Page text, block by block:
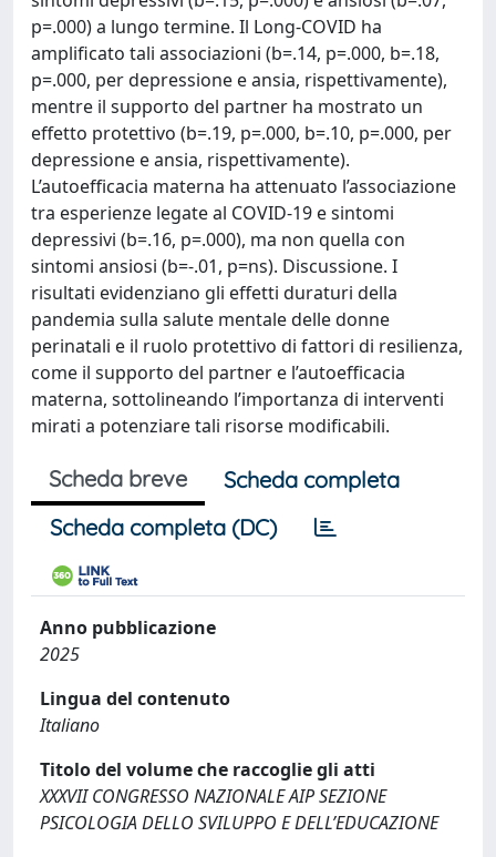
p=.000) a lungo termine. Il Long-COVID ha
amplificato tali associazioni (b=.14, p=.000, b=.18,
p=.000, per depressione e ansia, rispettivamente),
mentre il supporto del partner ha mostrato un
effetto protettivo (b=.19, p=.000, b=.10, p=.000, per
depressione e ansia, rispettivamente).
L’autoefficacia materna ha attenuato l’associazione
tra esperienze legate al COVID-19 e sintomi
depressivi (b=.16, p=.000), ma non quella con
sintomi ansiosi (b=-.01, p=ns). Discussione. I
risultati evidenziano gli effetti duraturi della
pandemia sulla salute mentale delle donne
perinatali e il ruolo protettivo di fattori di resilienza,
come il supporto del partner e l’autoefficacia
materna, sottolineando l’importanza di interventi
mirati a potenziare tali risorse modificabili.
Scheda breve
Scheda completa
Scheda completa (DC)
Anno pubblicazione
2025
Lingua del contenuto
Italiano
Titolo del volume che raccoglie gli atti
XXXVII CONGRESSO NAZIONALE AIP SEZIONE
PSICOLOGIA DELLO SVILUPPO E DELL’EDUCAZIONE